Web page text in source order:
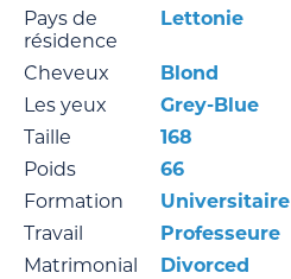
Pays de
résidence
Lettonie
Cheveux
Blond
Les yeux
Grey-Blue
Taille
168
Poids
66
Formation
Universitaire
Travail
Professeure
Matrimonial
Divorced